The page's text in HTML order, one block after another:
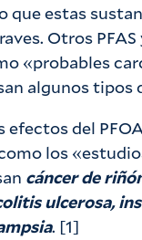
que estas
Otros
«probables
algunos tipos
del
los
cáncer de
ulcerosa,
. [1]